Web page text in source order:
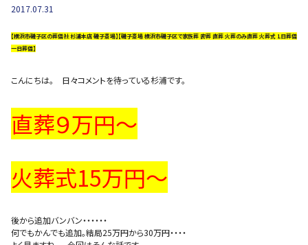
2017.07.31
【横浜市磯子区の葬儀社 杉浦本店 磯子斎場】【磯子斎場 横浜市磯子区で家族葬 密葬 直葬 火葬のみ直葬 火葬式 1日葬儀
一日葬儀】
こんにちは。 日々コメントを待っている杉浦です。
直葬９万円〜
火葬式15万円〜
後から追加バンバン・・・・・・
何でもかんでも追加。結局25万円から30万円・・・・